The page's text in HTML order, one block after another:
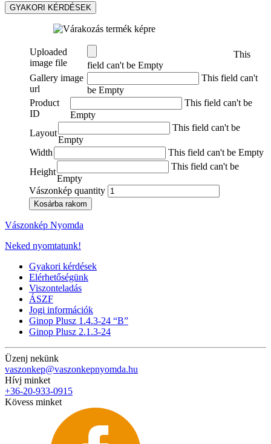
GYAKORI KÉRDÉSEK
Uploaded
image file
This
field can't be Empty
Gallery image
url
This field can't
be Empty
Product
ID
This field can't be
Empty
Layout
This field can't be
Empty
Width
This field can't be Empty
Height
This field can't be
Empty
Vászonkép quantity
Kosárba rakom
Vászonkép Nyomda
Neked nyomtatunk!
Gyakori kérdések
Elérhetőségünk
Viszonteladás
ÁSZF
Jogi információk
Ginop Plusz 1.4.3-24 “B”
Ginop Plusz 2.1.3-24
Üzenj nekünk
vaszonkep@vaszonkepnyomda.hu
Hívj minket
+36-20-933-0915
Kövess minket